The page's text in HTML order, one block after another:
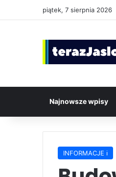
piątek, 7 sierpnia 2026
Najnowsze wpisy
INFORMACJE ℹ️